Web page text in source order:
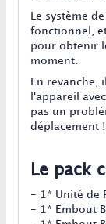
Le système
fonctionnel,
pour obtenir
moment.
En revanche,
l'appareil
pas un
déplacement !
Le pack
- 1* Unité de
- 1* Embout